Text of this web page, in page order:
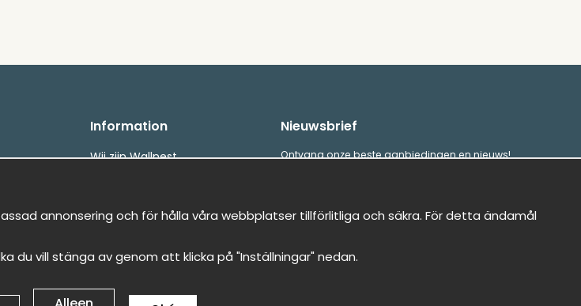
Information
Wij zijn Wallnest
Nieuwsbrief
Ontvang onze beste aanbiedingen en nieuws!
annonsering och för hålla våra webbplatser tillförlitliga och säkra. För detta ändamål
du vill stänga av genom att klicka på "Inställningar" nedan.